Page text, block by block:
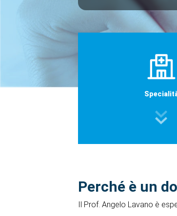
Perché è un
Il Prof. Angelo Lavano è